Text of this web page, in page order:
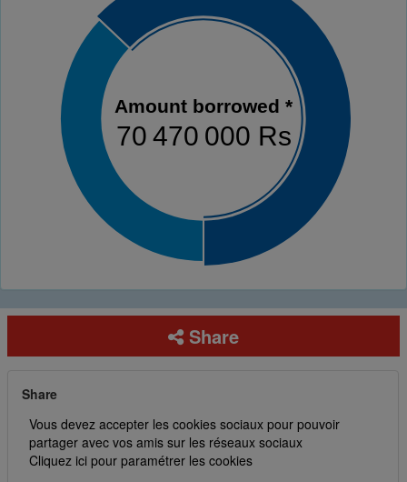
Amount borrowed *
70 470 000 Rs
Share
Share
Vous devez accepter les cookies sociaux pour pouvoir
partager avec vos amis sur les réseaux sociaux
Cliquez ici pour paramétrer les cookies